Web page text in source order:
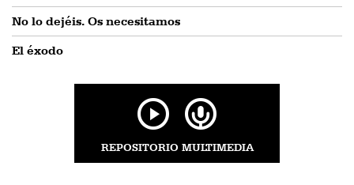
No lo dejéis. Os necesitamos
El éxodo
REPOSITORIO MULTIMEDIA